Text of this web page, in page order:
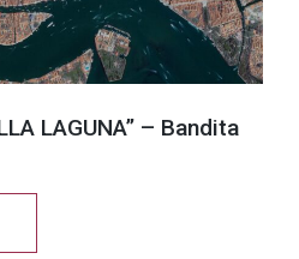
LAGUNA” – Bandita